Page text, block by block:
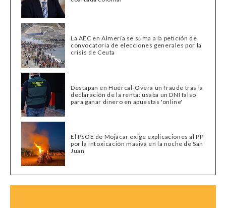
La AEC en Almería se suma a la petición de
convocatoria de elecciones generales por la
crisis de Ceuta
Destapan en Huércal-Overa un fraude tras la
declaración de la renta: usaba un DNI falso
para ganar dinero en apuestas 'online'
El PSOE de Mojácar exige explicaciones al PP
por la intoxicación masiva en la noche de San
Juan